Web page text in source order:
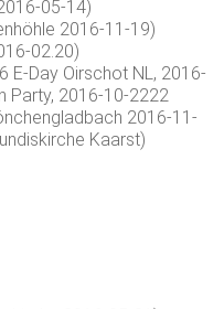
05-14)
2016-11-19)
02.20)
E-Day Oirschot NL, 2016-
Party, 2016-10-2222
2016-11-
Kaarst)